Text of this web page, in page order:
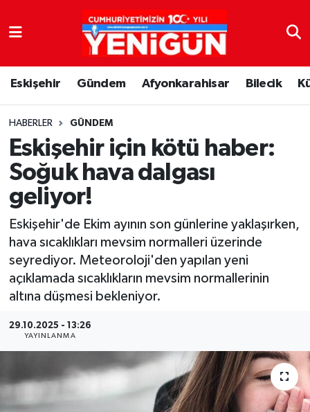
Eskişehir Gündem Afyonkarahisar Bilecik
HABERLER GÜNDEM
Eskişehir için kötü haber:
Soğuk hava dalgası
geliyor!
Eskişehir'de Ekim ayının son günlerine yaklaşırken,
hava sıcaklıkları mevsim normalleri üzerinde
seyrediyor. Meteoroloji'den yapılan yeni
açıklamada sıcaklıkların mevsim normallerinin
altına düşmesi bekleniyor.
29.10.2025 - 13:26
YAYINLANMA
Nöbetçi Eczaneler
Hava Durumu
Trafik Durumu
Süper Lig Puan Durumu ve Fikstür
Tüm Manşetler
Son Dakika Haberleri
Haber Arşivi